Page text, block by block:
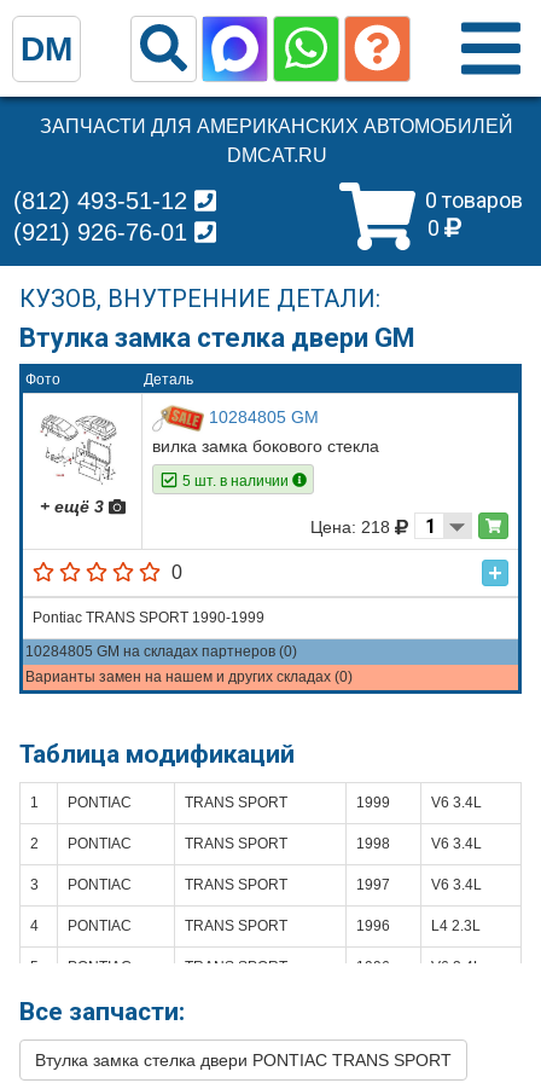
ЗАПЧАСТИ ДЛЯ АМЕРИКАНСКИХ АВТОМОБИЛЕЙ
DMCAT.RU
0 товаров
0
(812) 493-51-12
(921) 926-76-01
КУЗОВ, ВНУТРЕННИЕ ДЕТАЛИ:
Втулка замка стелка двери GM
Фото Деталь
+ ещё 3
10284805 GM
вилка замка бокового стекла
5 шт. в наличии
Цена: 218
0
Pontiac TRANS SPORT 1990-1999
10284805 GM на складах партнеров (0)
Варианты замен на нашем и других складах (0)
Таблица модификаций
1 PONTIAC TRANS SPORT 1999 V6 3.4L
2 PONTIAC TRANS SPORT 1998 V6 3.4L
3 PONTIAC TRANS SPORT 1997 V6 3.4L
4 PONTIAC TRANS SPORT 1996 L4 2.3L
5 PONTIAC TRANS SPORT 1996 V6 3.4L
6 PONTIAC
Все запчасти:
Втулка замка стелка двери PONTIAC TRANS SPORT
DM